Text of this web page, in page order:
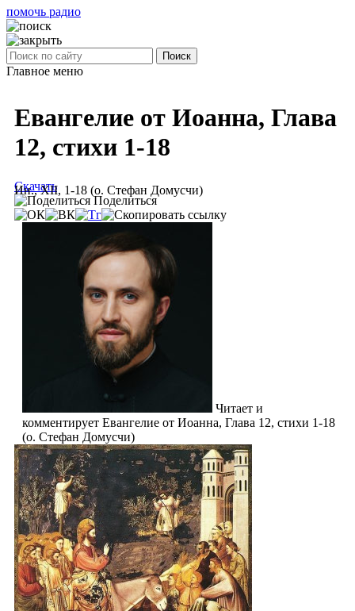
помочь радио
Поиск
Главное меню
Евангелие от Иоанна, Глава
12, стихи 1-18
Ин., XII, 1-18 (о. Стефан Домусчи)
Скачать
Поделиться
Читает и
комментирует Евангелие от Иоанна, Глава 12, стихи 1-18
(о. Стефан Домусчи)